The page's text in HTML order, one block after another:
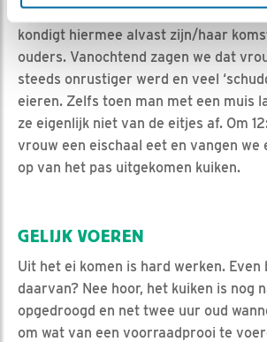
voor het uitkomen van de eieren
kondigt hiermee alvast zijn/haar
ouders. Vanochtend zagen we dat
steeds onrustiger werd en veel
eieren. Zelfs toen man met een muis
ze eigenlijk niet van de eitjes af. Om
vrouw een eischaal eet en vangen we
op van het pas uitgekomen kuiken.
GELIJK VOEREN
Uit het ei komen is hard werken. Even
daarvan? Nee hoor, het kuiken is nog
opgedroogd en net twee uur oud
om wat van een voorraadprooi te